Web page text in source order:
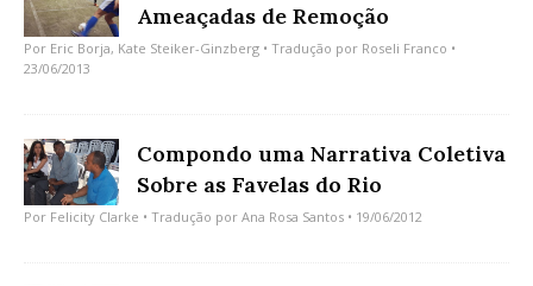
Ameaçadas de Remoção
Por Eric Borja, Kate Steiker-Ginzberg • Tradução por Roseli Franco •
23/06/2013
Compondo uma Narrativa Coletiva
Sobre as Favelas do Rio
Por Felicity Clarke • Tradução por Ana Rosa Santos • 19/06/2012